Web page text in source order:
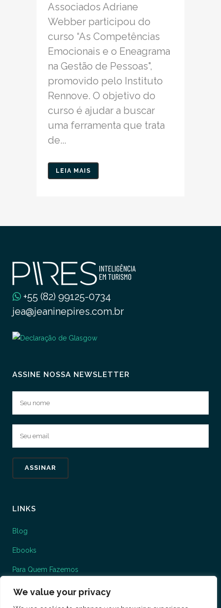
We value your privacy
Associados Adriane
Webber participou do
curso “As Competências
Emocionais e o Eneagrama
na Gestão de Pessoas",
promovido pelo Instituto
Rennove. O objetivo do
curso é ajudar a buscar
uma ferramenta que trata
de...
LEIA MAIS
+55 (82) 99125-0734
jea@jeaninepires.com.br
ASSINE NOSSA NEWSLETTER
LINKS
Blog
Ebooks
Para Quem Fazemos
O que fazemos